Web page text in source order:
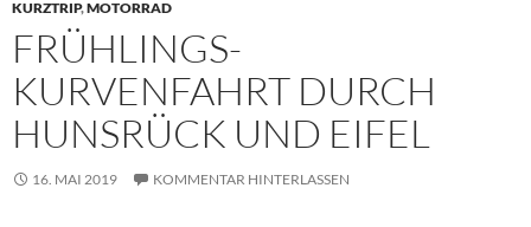
KURZTRIP,MOTORRAD
FRÜHLINGS-
KURVENFAHRT DURCH
HUNSRÜCK UND EIFEL
16. MAI 2019 KOMMENTAR HINTERLASSEN